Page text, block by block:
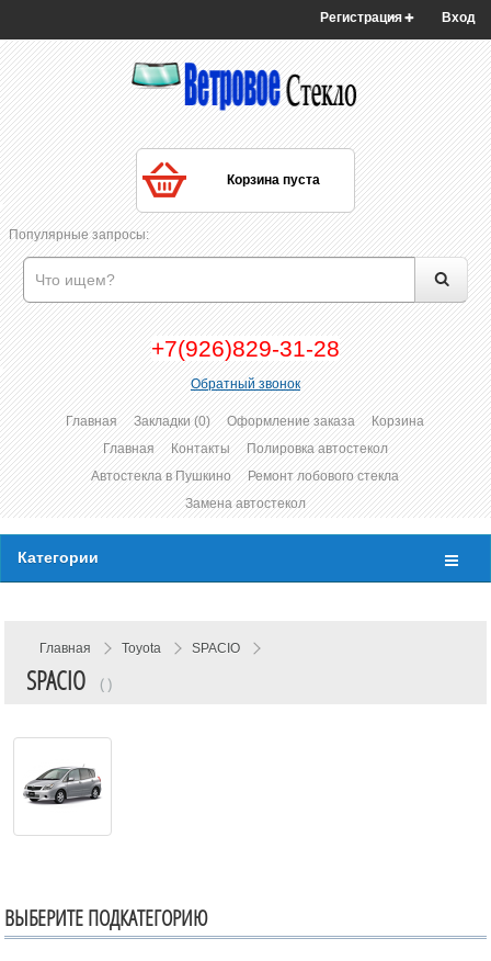
Вход
Регистрация
Корзина пуста
Популярные запросы:
+7(926)829-31-28
Обратный звонок
Главная Закладки (0) Оформление заказа
Корзина
Главная
Контакты
Полировка автостекол
Автостекла в Пушкино
Ремонт лобового стекла
Замена автостекол
Категории
Главная Toyota SPACIO
SPACIO ( )
ВЫБЕРИТЕ ПОДКАТЕГОРИЮ